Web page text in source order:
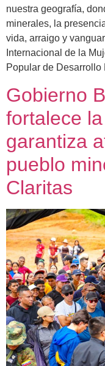
nuestra geografía,
minerales, la
vida, arraigo y
Internacional de la
Popular de
Gobierno
fortalece
garantiza
pueblo
Claritas